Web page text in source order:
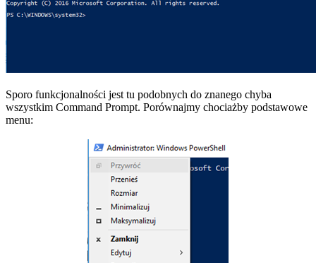
Sporo funkcjonalności jest tu podobnych do znanego chyba
wszystkim Command Prompt. Porównajmy chociażby podstawowe
menu: